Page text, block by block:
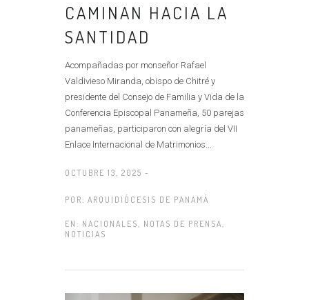
CAMINAN HACIA LA
SANTIDAD
Acompañadas por monseñor Rafael
Valdivieso Miranda, obispo de Chitré y
presidente del Consejo de Familia y Vida de la
Conferencia Episcopal Panameña, 50 parejas
panameñas, participaron con alegría del VII
Enlace Internacional de Matrimonios...
OCTUBRE 13, 2025 -
POR: ARQUIDIÓCESIS DE PANAMÁ
EN: NACIONALES NOTAS DE PRENSA
NOTICIAS